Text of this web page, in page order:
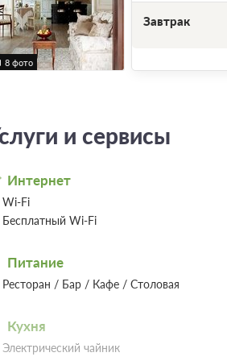
8 фото
Завтрак
и сервисы
Интернет
Wi-Fi
Бесплатный Wi-Fi
Питание
Ресторан / Бар / Кафе / Столовая
Кухня
Электрический чайник